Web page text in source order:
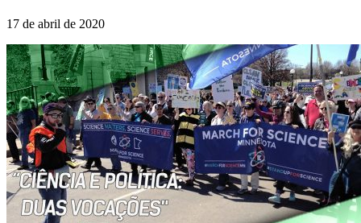
17 de abril de 2020